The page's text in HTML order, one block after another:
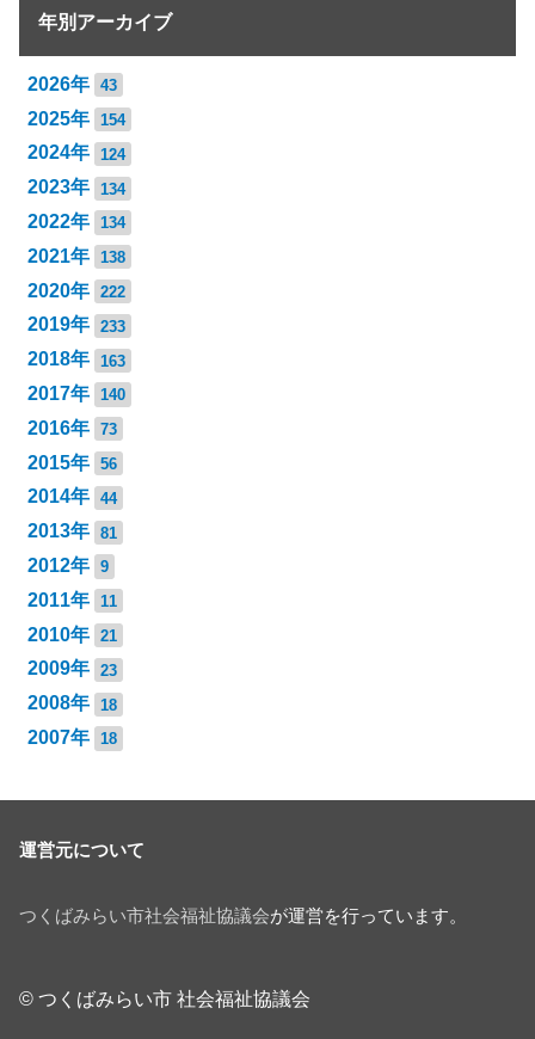
年別アーカイブ
2026年 43
2025年 154
2024年 124
2023年 134
2022年 134
2021年 138
2020年 222
2019年 233
2018年 163
2017年 140
2016年 73
2015年 56
2014年 44
2013年 81
2012年 9
2011年 11
2010年 21
2009年 23
2008年 18
2007年 18
運営元について
つくばみらい市社会福祉協議会が運営を行っています。
© つくばみらい市 社会福祉協議会